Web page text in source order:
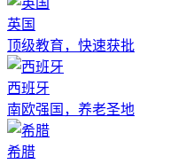
英国
顶级教育，快速获批
西班牙
南欧强国，养老圣地
希腊